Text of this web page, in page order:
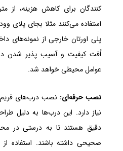
پلی اورتان خارجی از نمونه‌های
اُفت کیفیت و آسیب پذیر شدن
عوامل محیطی خواهد شد.
نصب حرفه‌ای: نصب درب‌های
نیاز دارد. این درب‌ها به دلیل
دقیق هستند تا به درستی در
صحیحی داشته باشند. استفاده